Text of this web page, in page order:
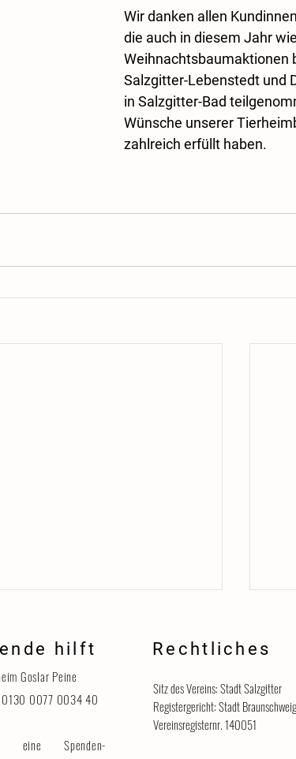
Wir danken allen
die auch in diesem Jahr
Weihnachtsbaumaktionen
Salzgitter-Lebenstedt und
in Salzgitter-Bad
Wünsche unserer
zahlreich erfüllt haben.
Katzenhaus vorübergehend für
hilft
Goslar Peine
0130 0077 0034 40
eine Spenden-
Rechtliches
Sitz des Vereins: Stadt Salzgitter
Registergericht: Stadt Braunschweig
Vereinsregisternr. 140051